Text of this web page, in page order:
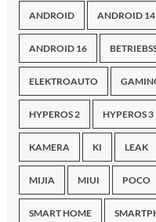
ANDROID ANDROID 14
ANDROID 16
ELEKTROAUTO
HYPEROS 2 HYPEROS 3
KAMERA KI LEAK
MIJIA MIUI POCO
SMART HOME